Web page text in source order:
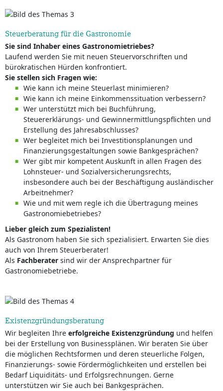
Steuerberatung für die Gastronomie
Sie sind Inhaber eines Gastronomietriebes?
Laufend werden Sie mit neuen Steuervorschriften und
bürokratischen Hürden konfrontiert.
Sie stellen sich Fragen wie:
Wie kann ich meine Steuerlast minimieren?
Wie kann ich meine Einkommenssituation verbessern?
Wer unterstützt mich bei Buchführung,
Steuererklärungs- und Gewinnermittlungspflichten und
Erstellung des Jahresabschlusses?
Wer begleitet mich bei Investitionsplanungen und
Finanzierungsgestaltungen sowie Bankgesprächen?
Wer gibt mir kompetent Auskunft in allen Fragen des
Lohnsteuer- und Sozialversicherungsrechts,
insbesondere auch bei der Beschäftigung ausländischer
Arbeitnehmer?
Wie und mit wem regle ich die Übertragung meines
Gastronomiebetriebes?
Lieber gleich zum Spezialisten!
Als Gastronom haben Sie sich spezialisiert. Erwarten Sie dies
auch von Ihrem Steuerberater!
Als Fachberater sind wir der Ansprechpartner für
Gastronomiebetriebe.
Existenzgründungsberatung
Wir begleiten Ihre erfolgreiche Existenzgründung und helfen
bei der Erstellung von Businessplänen. Wir beraten Sie über
die möglichen Rechtsformen und deren steuerliche Folgen,
Finanzierungs- sowie Fördermöglichkeiten und erstellen bei
Bedarf Liquiditäts- und Erfolgsrechnungen. Gerne
unterstützen wir Sie auch bei Bankgesprächen.